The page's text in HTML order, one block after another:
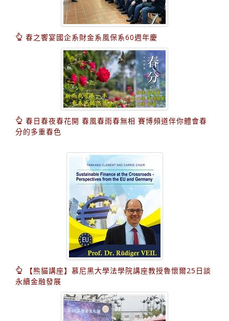
春之饗宴國企系財金系風保系60週年慶
春日春夜春花開 春風春雨春無相 賽博頻道伴你體會春
分的多重春色
【熊貓講座】慕尼黑大學法學院講座教授魯懷爾25日談
永續金融發展